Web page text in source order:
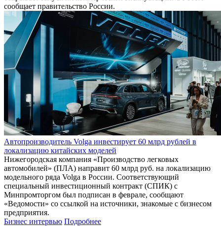
сообщает правительство России.
Автопроизводитель Volga инвестирует 60 млрд рублей в
локализацию китайских моделей
Нижегородская компания «Производство легковых
автомобилей» (ПЛА) направит 60 млрд руб. на локализацию
модельного ряда Volga в России. Соответствующий
специальный инвестиционный контракт (СПИК) с
Минпромторгом был подписан в феврале, сообщают
«Ведомости» со ссылкой на источники, знакомые с бизнесом
предприятия.
Бизнес интервью Подробнее